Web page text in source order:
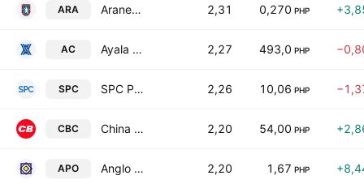
ARA Araneta Properties Inc. 2,31 0,270 PHP
AC Ayala Corp. 2,27 493,0 PHP
SPC SPC Power Corporation 2,26 10,06 PHP
CBC China Banking Corp. 2,20 54,00 PHP
APO Anglo Philippine Holdings Corp. 2,20 1,67 PHP